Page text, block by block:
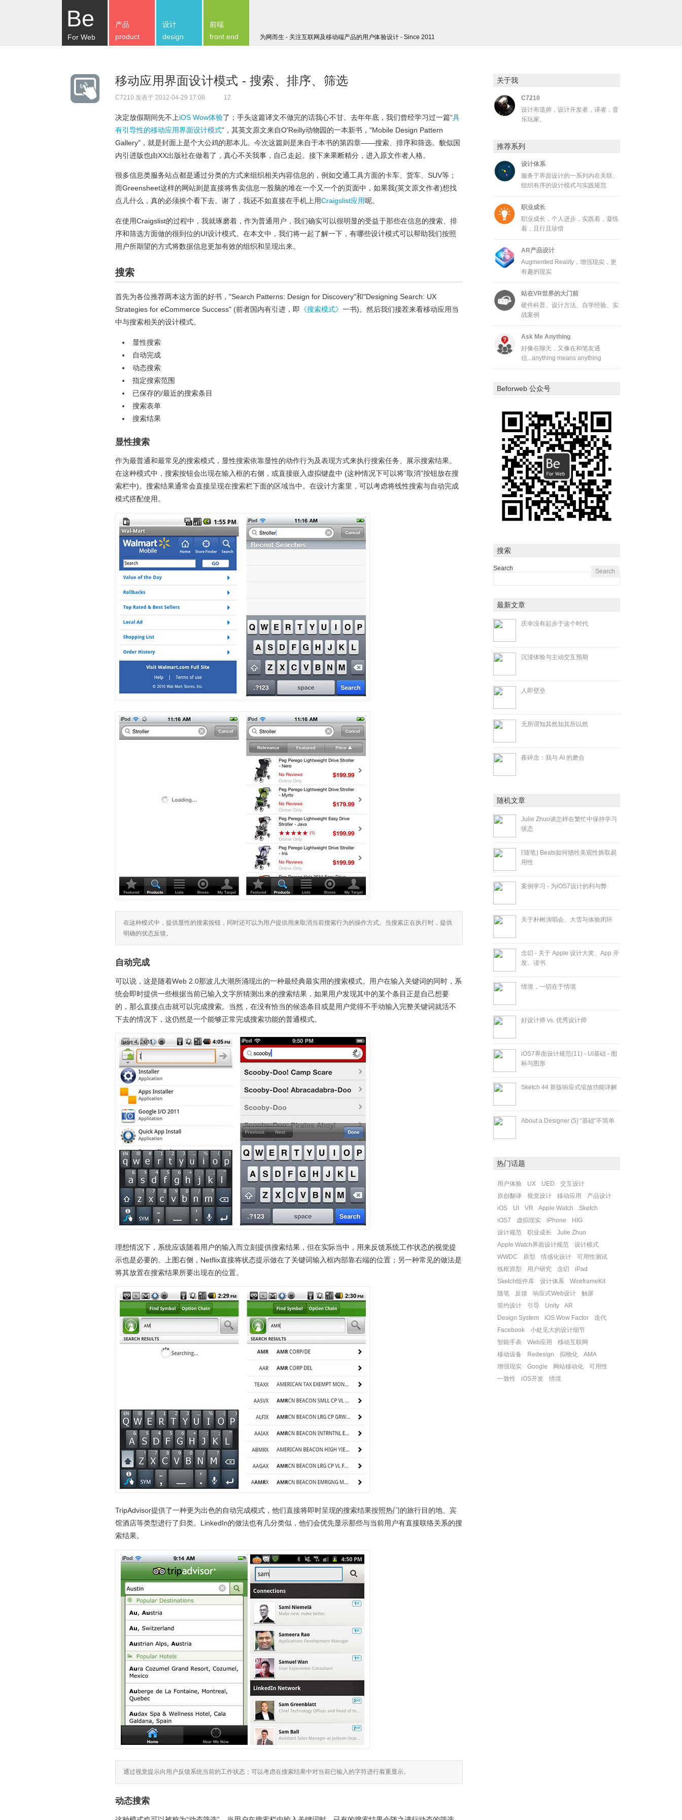
Be
For Web 为网而生 - 关注互联网及移动端产品的用户体验设计 - Since 2011
产品
product
设计
design
前端
front end
移动应用界面设计模式 - 搜索、排序、筛选
C7210 发表于 2012-04-29 17:08 12
决定放假期间先不上iOS Wow体验了；手头这篇译文不做完的话我心不甘。去年年底，我们曾经学习过一篇“具
有引导性的移动应用界面设计模式”，其英文原文来自O'Reilly动物园的一本新书，"Mobile Design Pattern
Gallery"，就是封面上是个大公鸡的那本儿。今次这篇则是来自于本书的第四章——搜索、排序和筛选。貌似国
内引进版也由XX出版社在做着了，真心不关我事，自己走起。接下来果断精分，进入原文作者人格。
很多信息类服务站点都是通过分类的方式来组织相关内容信息的，例如交通工具方面的卡车、货车、SUV等；
而Greensheet这样的网站则是直接将售卖信息一股脑的堆在一个又一个的页面中，如果我(英文原文作者)想找
点儿什么，真的必须挨个看下去。谢了，我还不如直接在手机上用Craigslist应用呢。
在使用Craigslist的过程中，我就琢磨着，作为普通用户，我们确实可以很明显的受益于那些在信息的搜索、排
序和筛选方面做的很到位的UI设计模式。在本文中，我们将一起了解一下，有哪些设计模式可以帮助我们按照
用户所期望的方式将数据信息更加有效的组织和呈现出来。
搜索
首先为各位推荐两本这方面的好书，"Search Patterns: Design for Discovery"和"Designing Search: UX
Strategies for eCommerce Success" (前者国内有引进，即 《搜索模式》 一书)。然后我们接茬来看移动应用当
中与搜索相关的设计模式。
显性搜索
自动完成
动态搜索
指定搜索范围
已保存的/最近的搜索条目
搜索表单
搜索结果
显性搜索
作为最普通和最常见的搜索模式，显性搜索依靠显性的动作行为及表现方式来执行搜索任务、展示搜索结果。
在这种模式中，搜索按钮会出现在输入框的右侧，或直接嵌入虚拟键盘中 (这种情况下可以将“取消”按钮放在搜
索栏中)。搜索结果通常会直接呈现在搜索栏下面的区域当中。在设计方案里，可以考虑将线性搜索与自动完成
模式搭配使用。
在这种模式中，提供显性的搜索按钮，同时还可以为用户提供用来取消当前搜索行为的操作方式。当搜索正在执行时，提供
明确的状态反馈。
自动完成
可以说，这是随着Web 2.0那波儿大潮所涌现出的一种最经典最实用的搜索模式。用户在输入关键词的同时，系
统会即时提供一些根据当前已输入文字所猜测出来的搜索结果，如果用户发现其中的某个条目正是自己想要
的，那么直接点击就可以完成搜索。当然，在没有恰当的候选条目或是用户觉得不手动输入完整关键词就活不
下去的情况下，这仍然是一个能够正常完成搜索功能的普通模式。
理想情况下，系统应该随着用户的输入而立刻提供搜索结果，但在实际当中，用来反馈系统工作状态的视觉提
示也是必要的。上图右侧，Netflix直接将状态提示做在了关键词输入框内部靠右端的位置；另一种常见的做法是
将其放置在搜索结果所要出现在的位置。
TripAdvisor提供了一种更为出色的自动完成模式，他们直接将即时呈现的搜索结果按照热门的旅行目的地、宾
馆酒店等类型进行了归类。LinkedIn的做法也有几分类似，他们会优先显示那些与当前用户有直接联络关系的搜
索结果。
通过视觉提示向用户反馈系统当前的工作状态；可以考虑在搜索结果中对当前已输入的字符进行着重显示。
动态搜索
关于我
C7210
设计布道师，设计开发者，译者，音
乐玩家。
推荐系列
设计体系
服务于界面设计的一系列内在关联、
组织有序的设计模式与实践规范
职业成长
职业成长，个人进步，实践着，凝练
着，且行且珍惜
AR产品设计
Augmented Reality，增强现实，更
有趣的现实
站在VR世界的大门前
硬件科普、设计方法、自学经验、实
战案例
Ask Me Anything
好像在聊天，又像在和笔友通
信...anything means anything
Beforweb 公众号
搜索
Search
最新文章
庆幸没有起步于这个时代
沉浸体验与主动交互预期
人即壁垒
无所谓知其然知其所以然
夜碎念：我与 AI 的磨合
随机文章
Julie Zhuo谈怎样在繁忙中保持学习
状态
⌈随笔⌋ Beats如何牺牲美观性换取易
用性
案例学习 - 为iOS7设计的利与弊
关于朴树演唱会、大雪与体验闭环
念叨 - 关于 Apple 设计大奖、App 开
发、读书
情境，一切在于情境
好设计师 vs. 优秀设计师
iOS7界面设计规范(11) - UI基础 - 图
标与图形
Sketch 44 新版响应式缩放功能详解
About a Designer (5) “基础”不简单
热门话题
用户体验 UX UED
交互设计
原创翻译
视觉设计 移动应用
产品设计
iOS
UI VR Apple Watch
Sketch
iOS7
虚拟现实 iPhone
HIG
设计规范
职业成长
Julie Zhuo
Apple Watch界面设计规范
设计模式
WWDC
原型 情感化设计
可用性测试
线框原型
用户研究 念叨
iPad
Sketch组件库
设计体系
WireframeKit
随笔
反馈 响应式Web设计
触屏
简约设计
引导 Unity
AR
Design System
iOS Wow Factor
迭代
Facebook
小处见大的设计细节
智能手表
Web应用
移动互联网
移动设备
Redesign 拟物化
AMA
增强现实
Google 网站移动化
可用性
一致性
iOS开发 情境